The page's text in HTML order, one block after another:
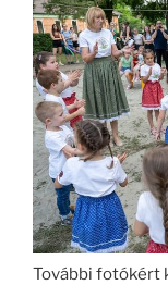
További fotókért